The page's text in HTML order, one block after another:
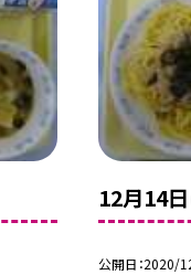
12月14
公開日 2020/